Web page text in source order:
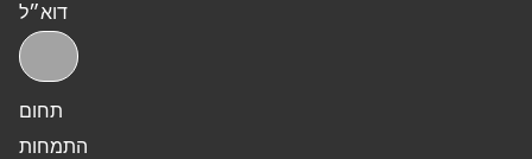
דוא״ל
תחום
התמחות